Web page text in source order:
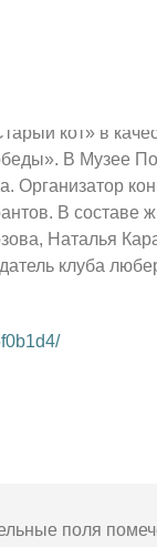
кот» в
В Музее
Организатор
В составе
Наталья
клуба
поля